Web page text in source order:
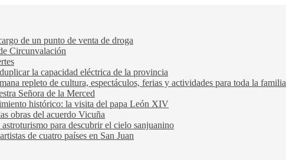
de un punto de venta de droga
Circunvalación
la capacidad eléctrica de la provincia
repleto de cultura, espectáculos, ferias y actividades para toda la familia
Señora de la Merced
histórico: la visita del papa León XIV
obras del acuerdo Vicuña
para descubrir el cielo sanjuanino
de cuatro países en San Juan